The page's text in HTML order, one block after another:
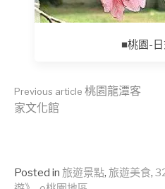
■桃園-
Continue
Previous article 桃園龍潭客
家文化館
Posted in 旅遊景點, 旅遊美食,